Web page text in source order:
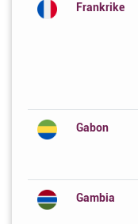
Frankrike
Gabon
Gambia